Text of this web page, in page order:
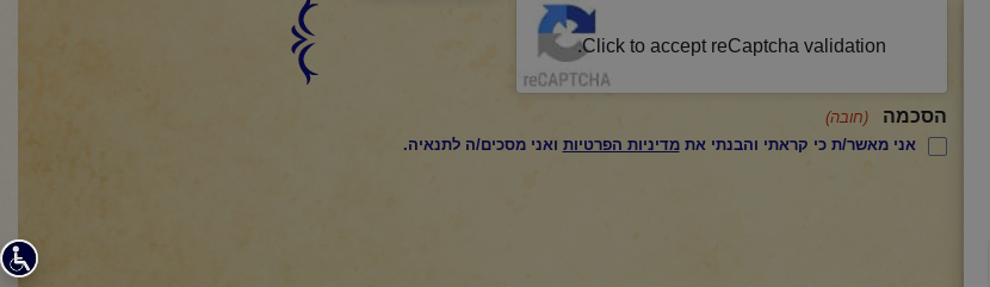
Click to accept reCaptcha validation.
הסכמה
(חובה)
אני מאשר/ת כי קראתי והבנתי אתמדיניות הפרטיות